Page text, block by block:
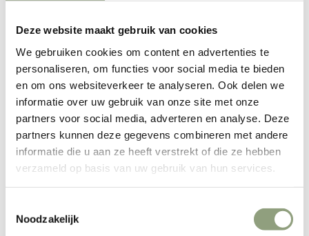
Deze website maakt gebruik van cookies
We gebruiken cookies om content en advertenties te
personaliseren, om functies voor social media te bieden
en om ons websiteverkeer te analyseren. Ook delen we
informatie over uw gebruik van onze site met onze
partners voor social media, adverteren en analyse. Deze
partners kunnen deze gegevens combineren met andere
informatie die u aan ze heeft verstrekt of die ze hebben
verzameld op basis van uw gebruik van hun services.
Noodzakelijk
Meerdere brandstofopties
voor maximale kookflexibiliteit
Start met hout of houtskool of met
gas met de Ooni gasbrander
(apart verkrijgbaar).
Bereikt 500 ° C (950 ° F) in 15